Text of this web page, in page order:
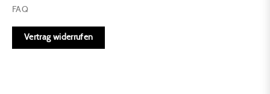
FAQ
Vertrag widerrufen